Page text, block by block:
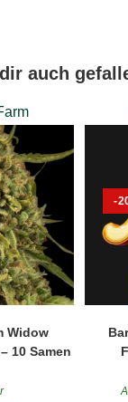
auch
Widow
10 Samen
-